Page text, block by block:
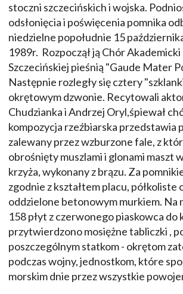
stoczni szczecińskich i wojska.
odsłonięcia i poświęcenia pomnika
niedzielne popołudnie 15
1989r. Rozpoczął ją Chór
Szczecińskiej pieśnią "Gaude Mater
Następnie rozległy się cztery
okrętowym dzwonie. Recytowali
Chudzianka i Andrzej Oryl,śpiewał
kompozycja rzeźbiarska przedstawia
zalewany przez wzburzone fale, z
obrośnięty muszlami i glonami maszt
krzyża, wykonany z brązu. Za
zgodnie z kształtem placu, półkoliste
oddzielone betonowym murkiem. Na
158 płyt z czerwonego piaskowca do
przytwierdzono mosiężne tabliczki ,
poszczególnym statkom - okrętom
podczas wojny, jednostkom, które
morskim dnie przez wszystkie